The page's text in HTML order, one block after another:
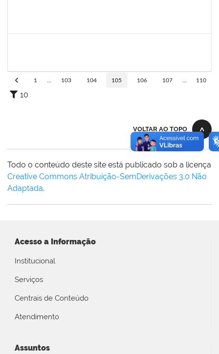
1 103 104 105 106 107 110
10
VOLTAR AO TOPO
Todo o conteúdo deste site está publicado sob a licença
Creative Commons Atribuição-SemDerivações 3.0 Não
Adaptada.
Acesso a Informação
Institucional
Serviços
Centrais de Conteúdo
Atendimento
Assuntos